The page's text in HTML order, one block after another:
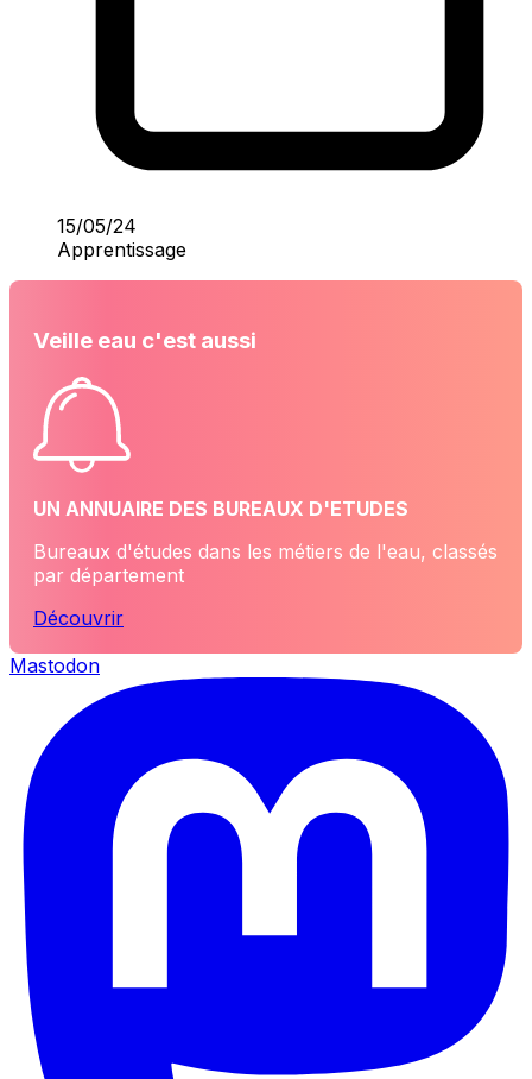
15/05/24
Apprentissage
Veille eau c'est aussi
UN ANNUAIRE DES BUREAUX D'ETUDES
Bureaux d'études dans les métiers de l'eau, classés
par département
Découvrir
Mastodon